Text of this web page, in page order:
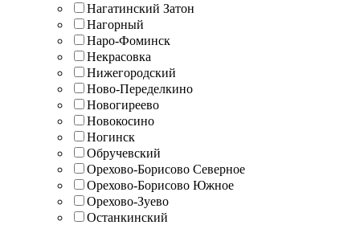
Нагатинский Затон
Нагорный
Наро-Фоминск
Некрасовка
Нижегородский
Ново-Переделкино
Новогиреево
Новокосино
Ногинск
Обручевский
Орехово-Борисово Северное
Орехово-Борисово Южное
Орехово-Зуево
Останкинский